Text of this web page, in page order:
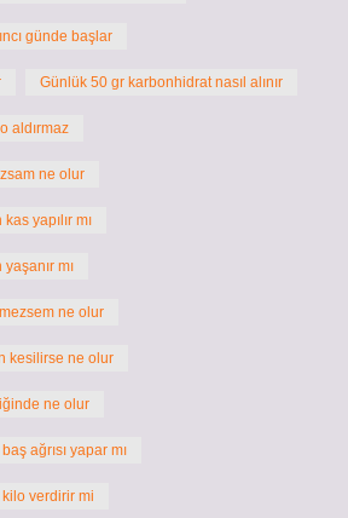
günde başlar
Günlük 50 gr karbonhidrat nasıl alınır
aldırmaz
ne olur
yapılır mı
mı
ne olur
kesilirse ne olur
ne olur
ağrısı yapar mı
kilo verdirir mi